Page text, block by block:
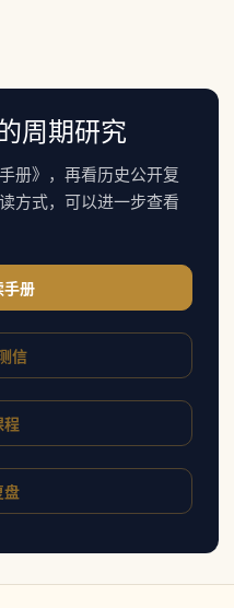
周期研究
册》，再看历史公开复
方式，可以进一步查看
手册
信
程
盘